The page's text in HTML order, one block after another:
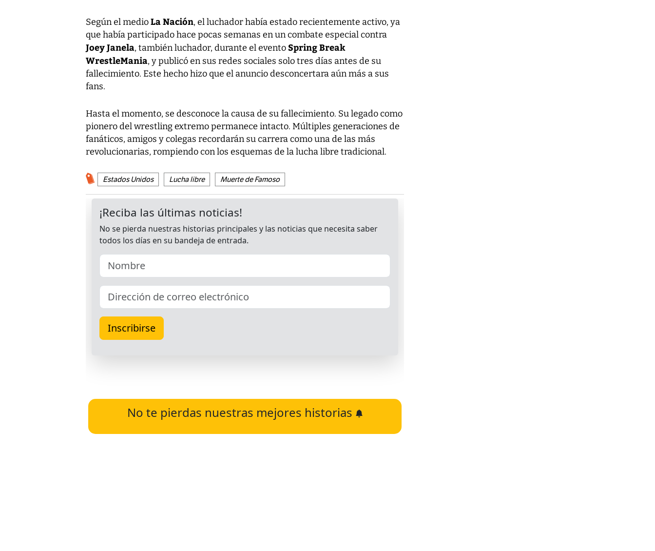
Según el medioLa Nación, el luchador había estado recientemente activo, ya
que había participado hace pocas semanas en un combate especial contra
Joey Janela, también luchador, durante el evento Spring Break
WrestleMania, y publicó en sus redes sociales solo tres días antes de su
fallecimiento. Este hecho hizo que el anuncio desconcertara aún más a sus
fans.
Hasta el momento, se desconoce la causa de su fallecimiento. Su legado como
pionero del wrestling extremo permanece intacto. Múltiples generaciones de
fanáticos, amigos y colegas recordarán su carrera como una de las más
revolucionarias, rompiendo con los esquemas de la lucha libre tradicional.
Estados Unidos Lucha libre Muerte de Famoso
No te pierdas nuestras mejores historias